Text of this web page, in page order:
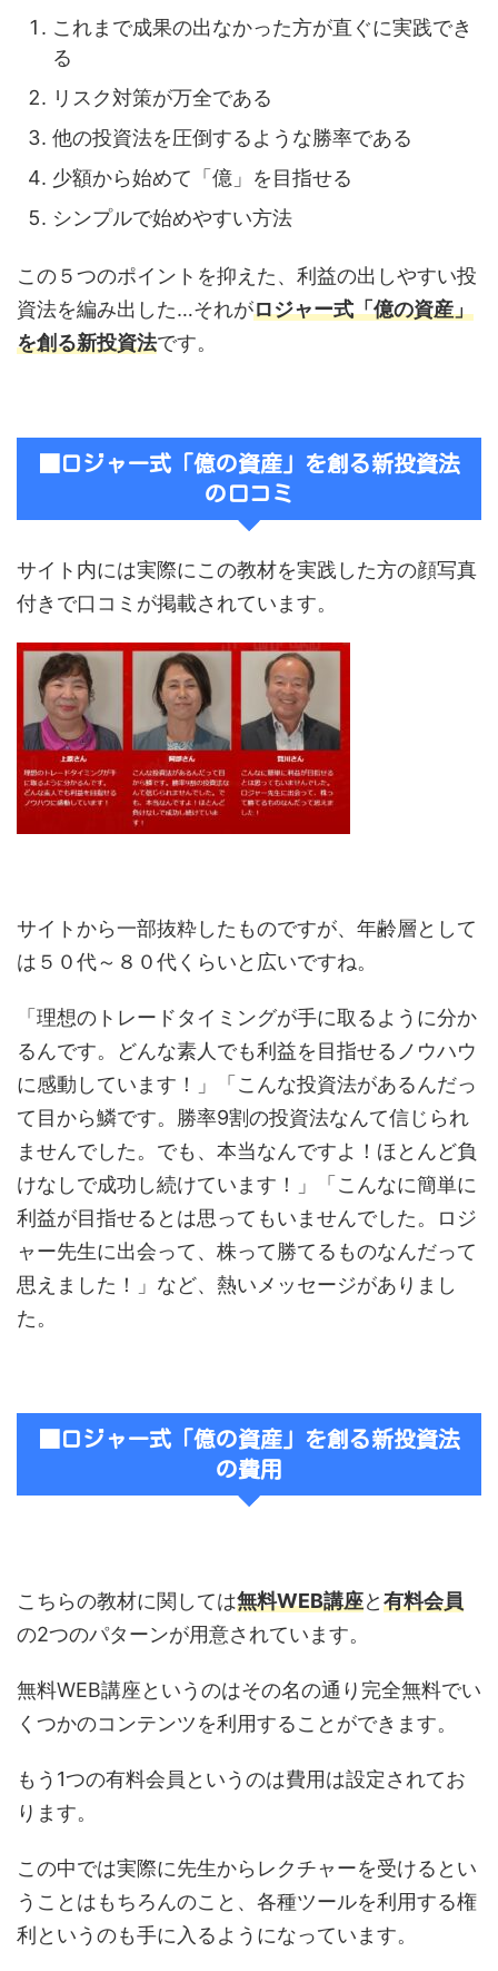
これまで成果の出なかった方が直ぐに実践でき
る
リスク対策が万全である
他の投資法を圧倒するような勝率である
少額から始めて「億」を目指せる
シンプルで始めやすい方法
この５つのポイントを抑えた、利益の出しやすい投
資法を編み出した…それがロジャー式「億の資産」
を創る新投資法です。
■ロジャー式「億の資産」を創る新投資法
の口コミ
サイト内には実際にこの教材を実践した方の顔写真
付きで口コミが掲載されています。
サイトから一部抜粋したものですが、年齢層として
は５０代～８０代くらいと広いですね。
「理想のトレードタイミングが手に取るように分か
るんです。どんな素人でも利益を目指せるノウハウ
に感動しています！」「こんな投資法があるんだっ
て目から鱗です。勝率9割の投資法なんて信じられ
ませんでした。でも、本当なんですよ！ほとんど負
けなしで成功し続けています！」「こんなに簡単に
利益が目指せるとは思ってもいませんでした。ロジ
ャー先生に出会って、株って勝てるものなんだって
思えました！」など、熱いメッセージがありまし
た。
■ロジャー式「億の資産」を創る新投資法
の費用
こちらの教材に関しては無料WEB講座と有料会員
の2つのパターンが用意されています。
無料WEB講座というのはその名の通り完全無料でい
くつかのコンテンツを利用することができます。
もう1つの有料会員というのは費用は設定されてお
ります。
この中では実際に先生からレクチャーを受けるとい
うことはもちろんのこと、各種ツールを利用する権
利というのも手に入るようになっています。